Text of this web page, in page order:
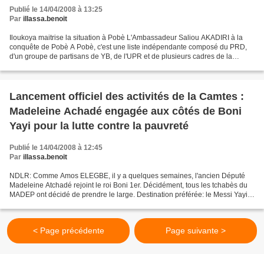
Publié le 14/04/2008 à 13:25
Par illassa.benoit
Iloukoya maitrise la situation à Pobè L'Ambassadeur Saliou AKADIRI à la
conquête de Pobè A Pobè, c'est une liste indépendante composé du PRD,
d'un groupe de partisans de YB, de l'UPR et de plusieurs cadres de la
Lancement officiel des activités de la Camtes :
Madeleine Achadé engagée aux côtés de Boni
Yayi pour la lutte contre la pauvreté
Publié le 14/04/2008 à 12:45
Par illassa.benoit
NDLR: Comme Amos ELEGBE, il y a quelques semaines, l'ancien Député
Madeleine Atchadé rejoint le roi Boni 1er. Décidément, tous les tchabès du
MADEP ont décidé de prendre le large. Destination préférée: le Messi Yayi
< Page précédente Page suivante >